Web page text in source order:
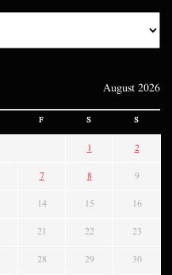
August 2026
F S S
1 2
7 8 9
14 15 16
21 22 23
28 29 30